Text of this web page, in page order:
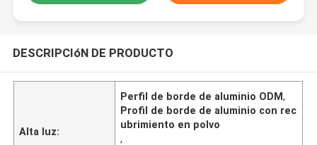
DESCRIPCIóN DE PRODUCTO
Alta luz:
Perfil de borde de aluminio ODM,
Profil de borde de aluminio con rec
ubrimiento en polvo
,